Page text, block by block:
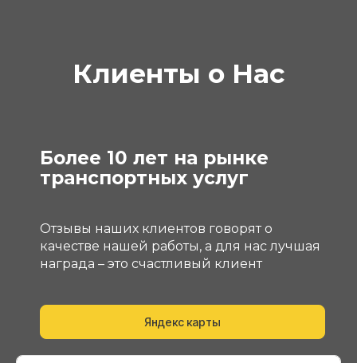
Клиенты о Нас
Более 10 лет на рынке
транспортных услуг
Отзывы наших клиентов говорят о
качестве нашей работы, а для нас лучшая
награда – это счастливый клиент
Яндекс карты